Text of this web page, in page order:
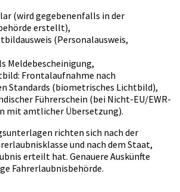
(wird gegebenenfalls in der
erstellt),
(Personalausweis,
Meldebescheinigung,
Frontalaufnahme nach
Standards (biometrisches Lichtbild),
Führerschein (bei Nicht-EU/EWR-
mit amtlicher Übersetzung).
richten sich nach der
und nach dem Staat,
erteilt hat. Genauere Auskünfte
Fahrerlaubnisbehörde.